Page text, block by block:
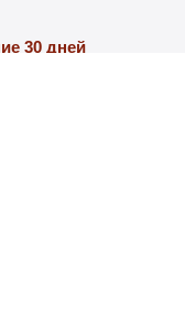
30 дней